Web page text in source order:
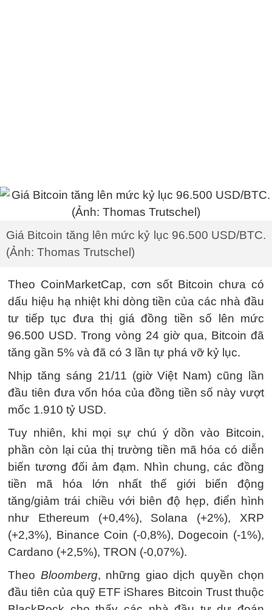
Giá Bitcoin tăng lên mức kỷ lục 96.500 USD/BTC.
(Ảnh: Thomas Trutschel)
Theo CoinMarketCap, cơn sốt Bitcoin chưa có
dấu hiệu hạ nhiệt khi dòng tiền của các nhà đầu
tư tiếp tục đưa thị giá đồng tiền số lên mức
96.500 USD. Trong vòng 24 giờ qua, Bitcoin đã
tăng gần 5% và đã có 3 lần tự phá vỡ kỷ lục.
Nhịp tăng sáng 21/11 (giờ Việt Nam) cũng lần
đầu tiên đưa vốn hóa của đồng tiền số này vượt
mốc 1.910 tỷ USD.
Tuy nhiên, khi mọi sự chú ý dồn vào Bitcoin,
phần còn lại của thị trường tiền mã hóa có diễn
biến tương đối ảm đạm. Nhìn chung, các đồng
tiền mã hóa lớn nhất thế giới biến động
tăng/giảm trái chiều với biên độ hẹp, điển hình
như Ethereum (+0,4%), Solana (+2%), XRP
(+2,3%), Binance Coin (-0,8%), Dogecoin (-1%),
Cardano (+2,5%), TRON (-0,07%).
Theo Bloomberg, những giao dịch quyền chọn
đầu tiên của quỹ ETF iShares Bitcoin Trust thuộc